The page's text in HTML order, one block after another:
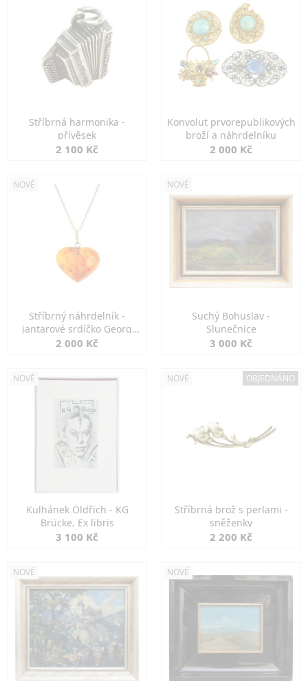
Stříbrná harmonika -
přívěsek
2 100 Kč
Konvolut prvorepublikových
broží a náhrdelníku
2 000 Kč
NOVÉ
Stříbrný náhrdelník -
jantarové srdíčko Georg
Kramer
2 000 Kč
NOVÉ
Suchý Bohuslav -
Slunečnice
3 000 Kč
NOVÉ
Kulhánek Oldřich - KG
Brücke, Ex libris
3 100 Kč
NOVÉ OBJEDNÁNO
Stříbrná brož s perlami -
sněženky
2 200 Kč
NOVÉ NOVÉ